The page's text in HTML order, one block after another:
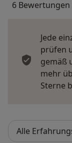
6 Bewertungen
Jede
prüfen
gemäß
mehr
Sterne